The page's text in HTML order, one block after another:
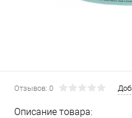
Отзывов: 0
Описание товара: